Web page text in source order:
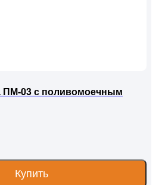
ПМ-03 с поливомоечным
Купить